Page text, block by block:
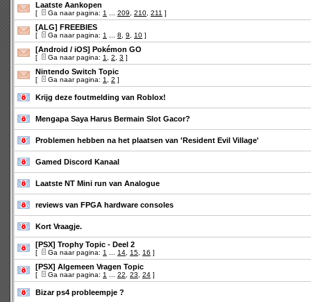
Laatste Aankopen
[ Ga naar pagina: 1 209 210 211 ]
[ALG] FREEBIES
[ Ga naar pagina: 1 8 9 10 ]
[Android / iOS] Pokémon GO
[ Ga naar pagina: 1 2 3 ]
Nintendo Switch Topic
[ Ga naar pagina: 1 2 ]
Krijg deze foutmelding van Roblox!
Mengapa Saya Harus Bermain Slot Gacor?
Problemen hebben na het plaatsen van 'Resident Evil Village'
Gamed Discord Kanaal
Laatste NT Mini run van Analogue
reviews van FPGA hardware consoles
Kort Vraagje.
[PSX] Trophy Topic - Deel 2
[ Ga naar pagina: 1 14 15 16 ]
[PSX] Algemeen Vragen Topic
[ Ga naar pagina: 1 22 23 24 ]
Bizar ps4 probleempje ?